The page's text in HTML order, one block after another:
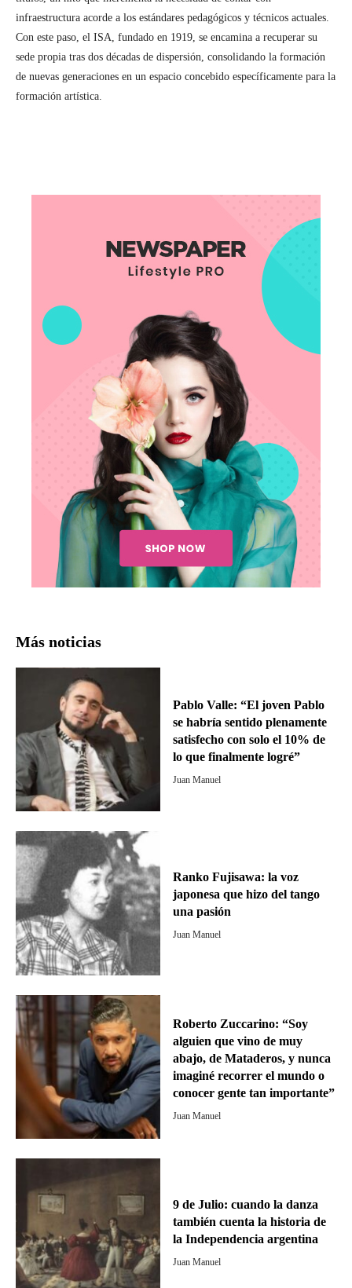
infraestructura acorde a los estándares pedagógicos y técnicos actuales.
Con este paso, el ISA, fundado en 1919, se encamina a recuperar su
sede propia tras dos décadas de dispersión, consolidando la formación
de nuevas generaciones en un espacio concebido específicamente para la
formación artística.
Más noticias
Pablo Valle: “El joven Pablo
se habría sentido plenamente
satisfecho con solo el 10% de
lo que finalmente logré”
Juan Manuel
Ranko Fujisawa: la voz
japonesa que hizo del tango
una pasión
Juan Manuel
Roberto Zuccarino: “Soy
alguien que vino de muy
abajo, de Mataderos, y nunca
imaginé recorrer el mundo o
conocer gente tan importante”
Juan Manuel
9 de Julio: cuando la danza
también cuenta la historia de
la Independencia argentina
Juan Manuel